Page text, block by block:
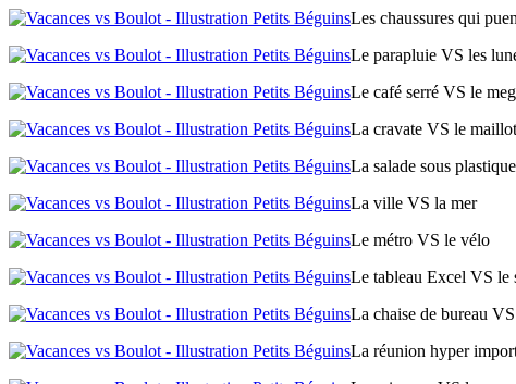
Les chaussures qui
Le parapluie VS les
Le café serré VS le
La cravate VS le
La salade sous
La ville VS la mer
Le métro VS le vélo
Le tableau Excel VS le
La chaise de bureau
La réunion hyper